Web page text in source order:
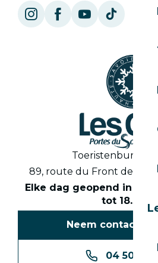
Toeristenbureau
89, route du Front de
Elke dag geopend in het
tot 18.30
Neem contact
04 50 74